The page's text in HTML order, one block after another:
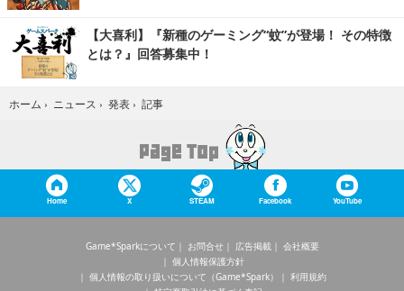
【大喜利】『新種のゲーミング“蚊”が登場！ その特徴
とは？』回答募集中！
ホーム › ニュース › 発表 › 記事
Home X STEAM Facebook YouTube
Game*Sparkについて お問合せ 広告掲載
会社概要
個人情報保護方針
個人情報の取り扱いについて（Game*Spark）
利用規約